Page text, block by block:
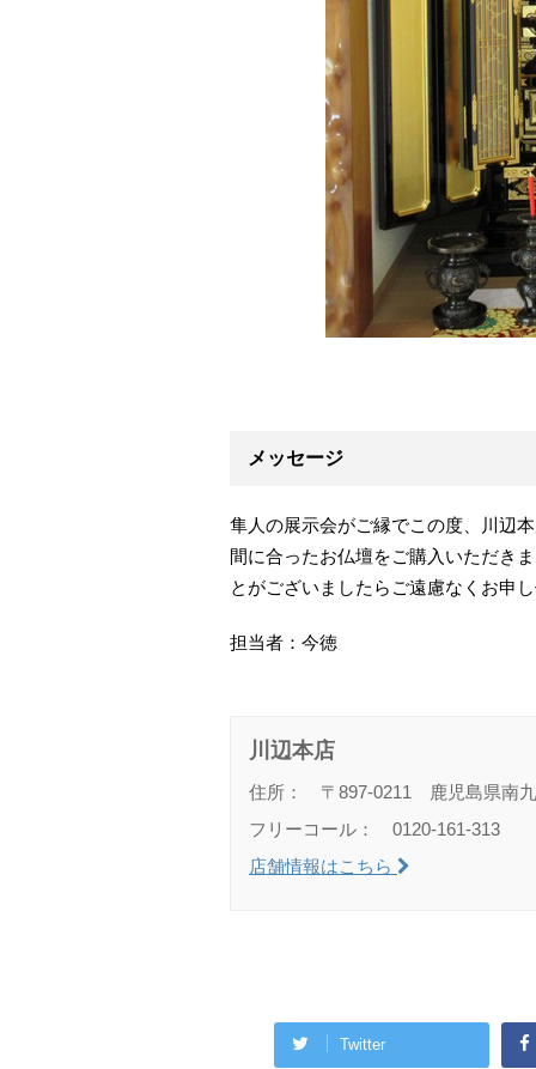
メッセージ
隼人の展示会がご縁でこの度、川辺
間に合ったお仏壇をご購入いただき
とがございましたらご遠慮なくお申
担当者：今徳
川辺本店
住所： 〒897-0211 鹿児島県南九
フリーコール： 0120-161-313
店舗情報はこちら
Twitter